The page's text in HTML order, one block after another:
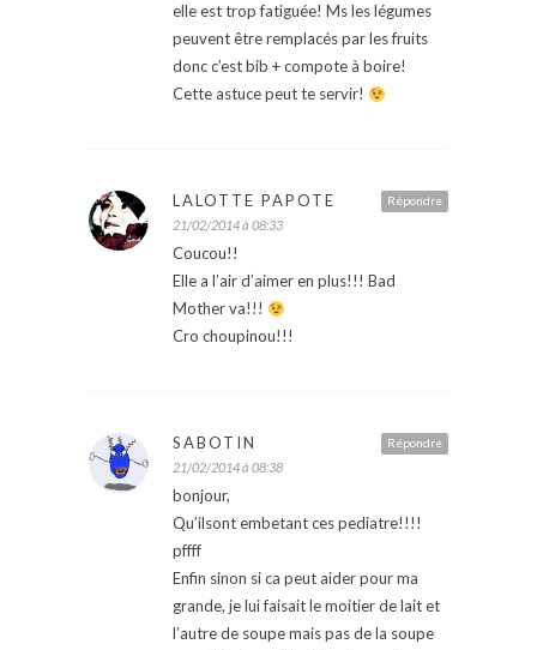
elle est trop fatiguée! Ms les légumes
peuvent être remplacés par les fruits
donc c’est bib + compote à boire!
Cette astuce peut te servir!
Répondre
LALOTTE PAPOTE
21/02/2014 à 08:33
Coucou!!
Elle a l’air d’aimer en plus!!! Bad
Mother va!!!
Cro choupinou!!!
Répondre
SABOTIN
21/02/2014 à 08:38
bonjour,
Qu’ilsont embetant ces pediatre!!!!
pffff
Enfin sinon si ca peut aider pour ma
grande, je lui faisait le moitier de lait et
l’autre de soupe mais pas de la soupe